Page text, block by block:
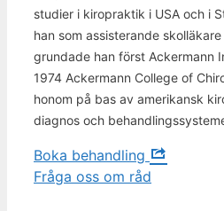
studier i kiropraktik i USA och i
han som assisterande
grundade han först Ackermann
1974 Ackermann College of
honom på bas av amerikansk
diagnos och
Boka behandling
Fråga oss om råd